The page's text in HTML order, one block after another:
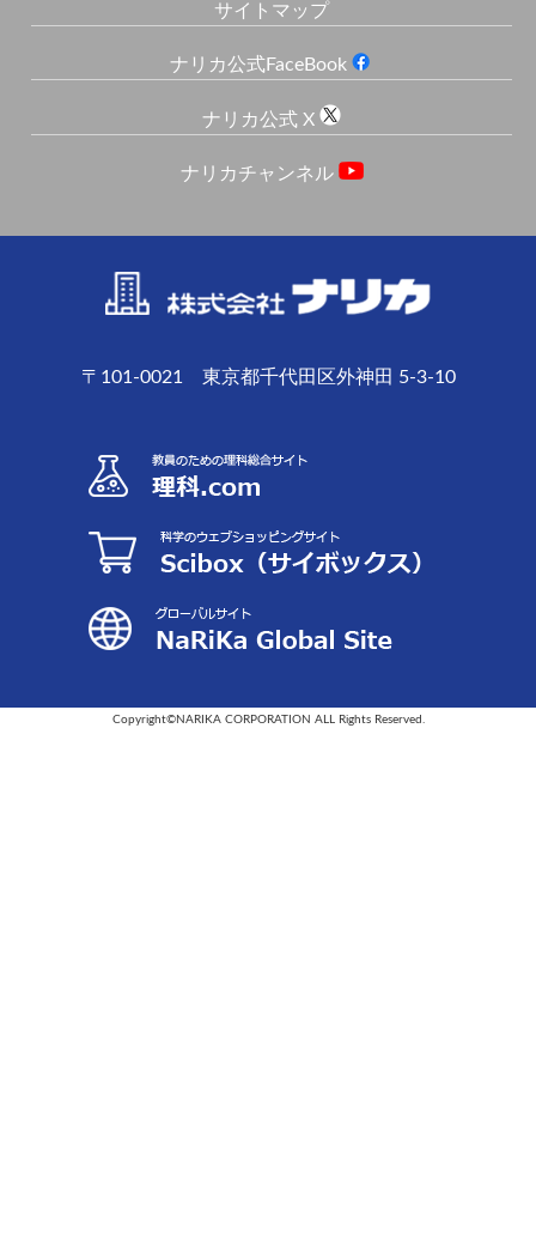
サイトマップ
ナリカ公式FaceBook
ナリカ公式 X
ナリカチャンネル
〒101-0021 東京都千代田区外神田 5-3-10
Copyright©NARIKA CORPORATION ALL Rights Reserved.